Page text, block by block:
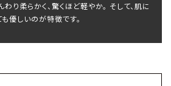
り柔らかく、驚くほど軽やか。 そして、肌に
も優しいのが特徴です。